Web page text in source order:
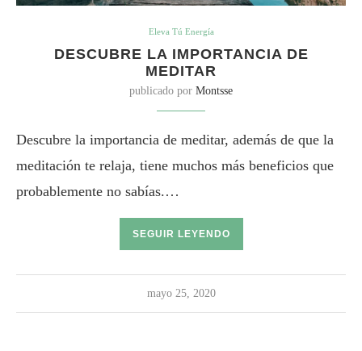
Eleva Tú Energía
DESCUBRE LA IMPORTANCIA DE
MEDITAR
publicado por Montsse
Descubre la importancia de meditar, además de que la
meditación te relaja, tiene muchos más beneficios que
probablemente no sabías.…
SEGUIR LEYENDO
mayo 25, 2020